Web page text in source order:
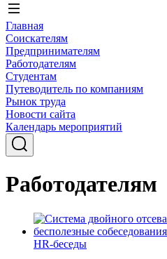
Главная
Соискателям
Предпринимателям
Работодателям
Студентам
Путеводитель по компаниям
Рынок труда
Новости сайта
Календарь мероприятий
Работодателям
HR-беседы